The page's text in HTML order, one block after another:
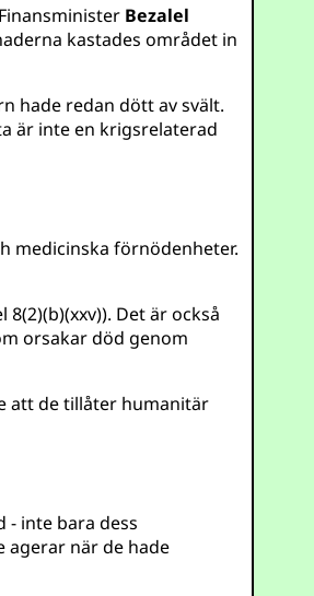
Bezalel
kastades området in
hade redan dött av svält.
är inte en krigsrelaterad
medicinska förnödenheter.
Det är också
orsakar död genom
att de tillåter humanitär
- inte bara dess
agerar när de hade